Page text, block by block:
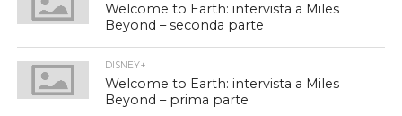
Welcome to Earth: intervista a Miles
Beyond – seconda parte
DISNEY+
Welcome to Earth: intervista a Miles
Beyond – prima parte